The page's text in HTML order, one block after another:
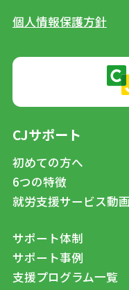
個人情報保護方針
CJサポート
初めての方へ
6つの特徴
就労支援サービス動画
サポート体制
サポート事例
支援プログラム一覧